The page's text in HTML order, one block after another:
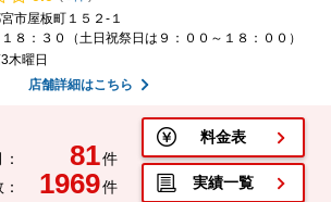
市屋板町１５２-１
８：３０（土日祝祭日は９：００～１８：００）
木曜日
店舗詳細はこちら
81件
1969件
料金表
実績一覧